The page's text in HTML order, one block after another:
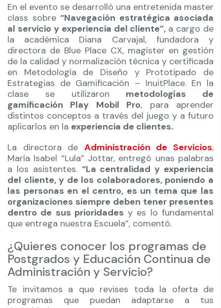
En el evento se desarrolló una entretenida master
class sobre “Navegación estratégica asociada
al servicio y experiencia del cliente”, a cargo de
la académica Diana Carvajal, fundadora y
directora de Blue Place CX, magíster en gestión
de la calidad y normalización técnica y certificada
en Metodología de Diseño y Prototipado de
Estrategias de Gamificación – InuitPlace. En la
clase se utilizaron metodologías de
gamificación Play Mobil Pro, para aprender
distintos conceptos a través del juego y a futuro
aplicarlos en la experiencia de clientes.
La directora de Administración de Servicios,
María Isabel “Lula” Jottar, entregó unas palabras
a los asistentes. “La centralidad y experiencia
del cliente, y de los colaboradores, poniendo a
las personas en el centro, es un tema que las
organizaciones siempre deben tener presentes
dentro de sus prioridades y es lo fundamental
que entrega nuestra Escuela”, comentó.
¿Quieres conocer los programas de
Postgrados y Educación Continua de
Administración y Servicio?
Te invitamos a que revises toda la oferta de
programas que puedan adaptarse a tus